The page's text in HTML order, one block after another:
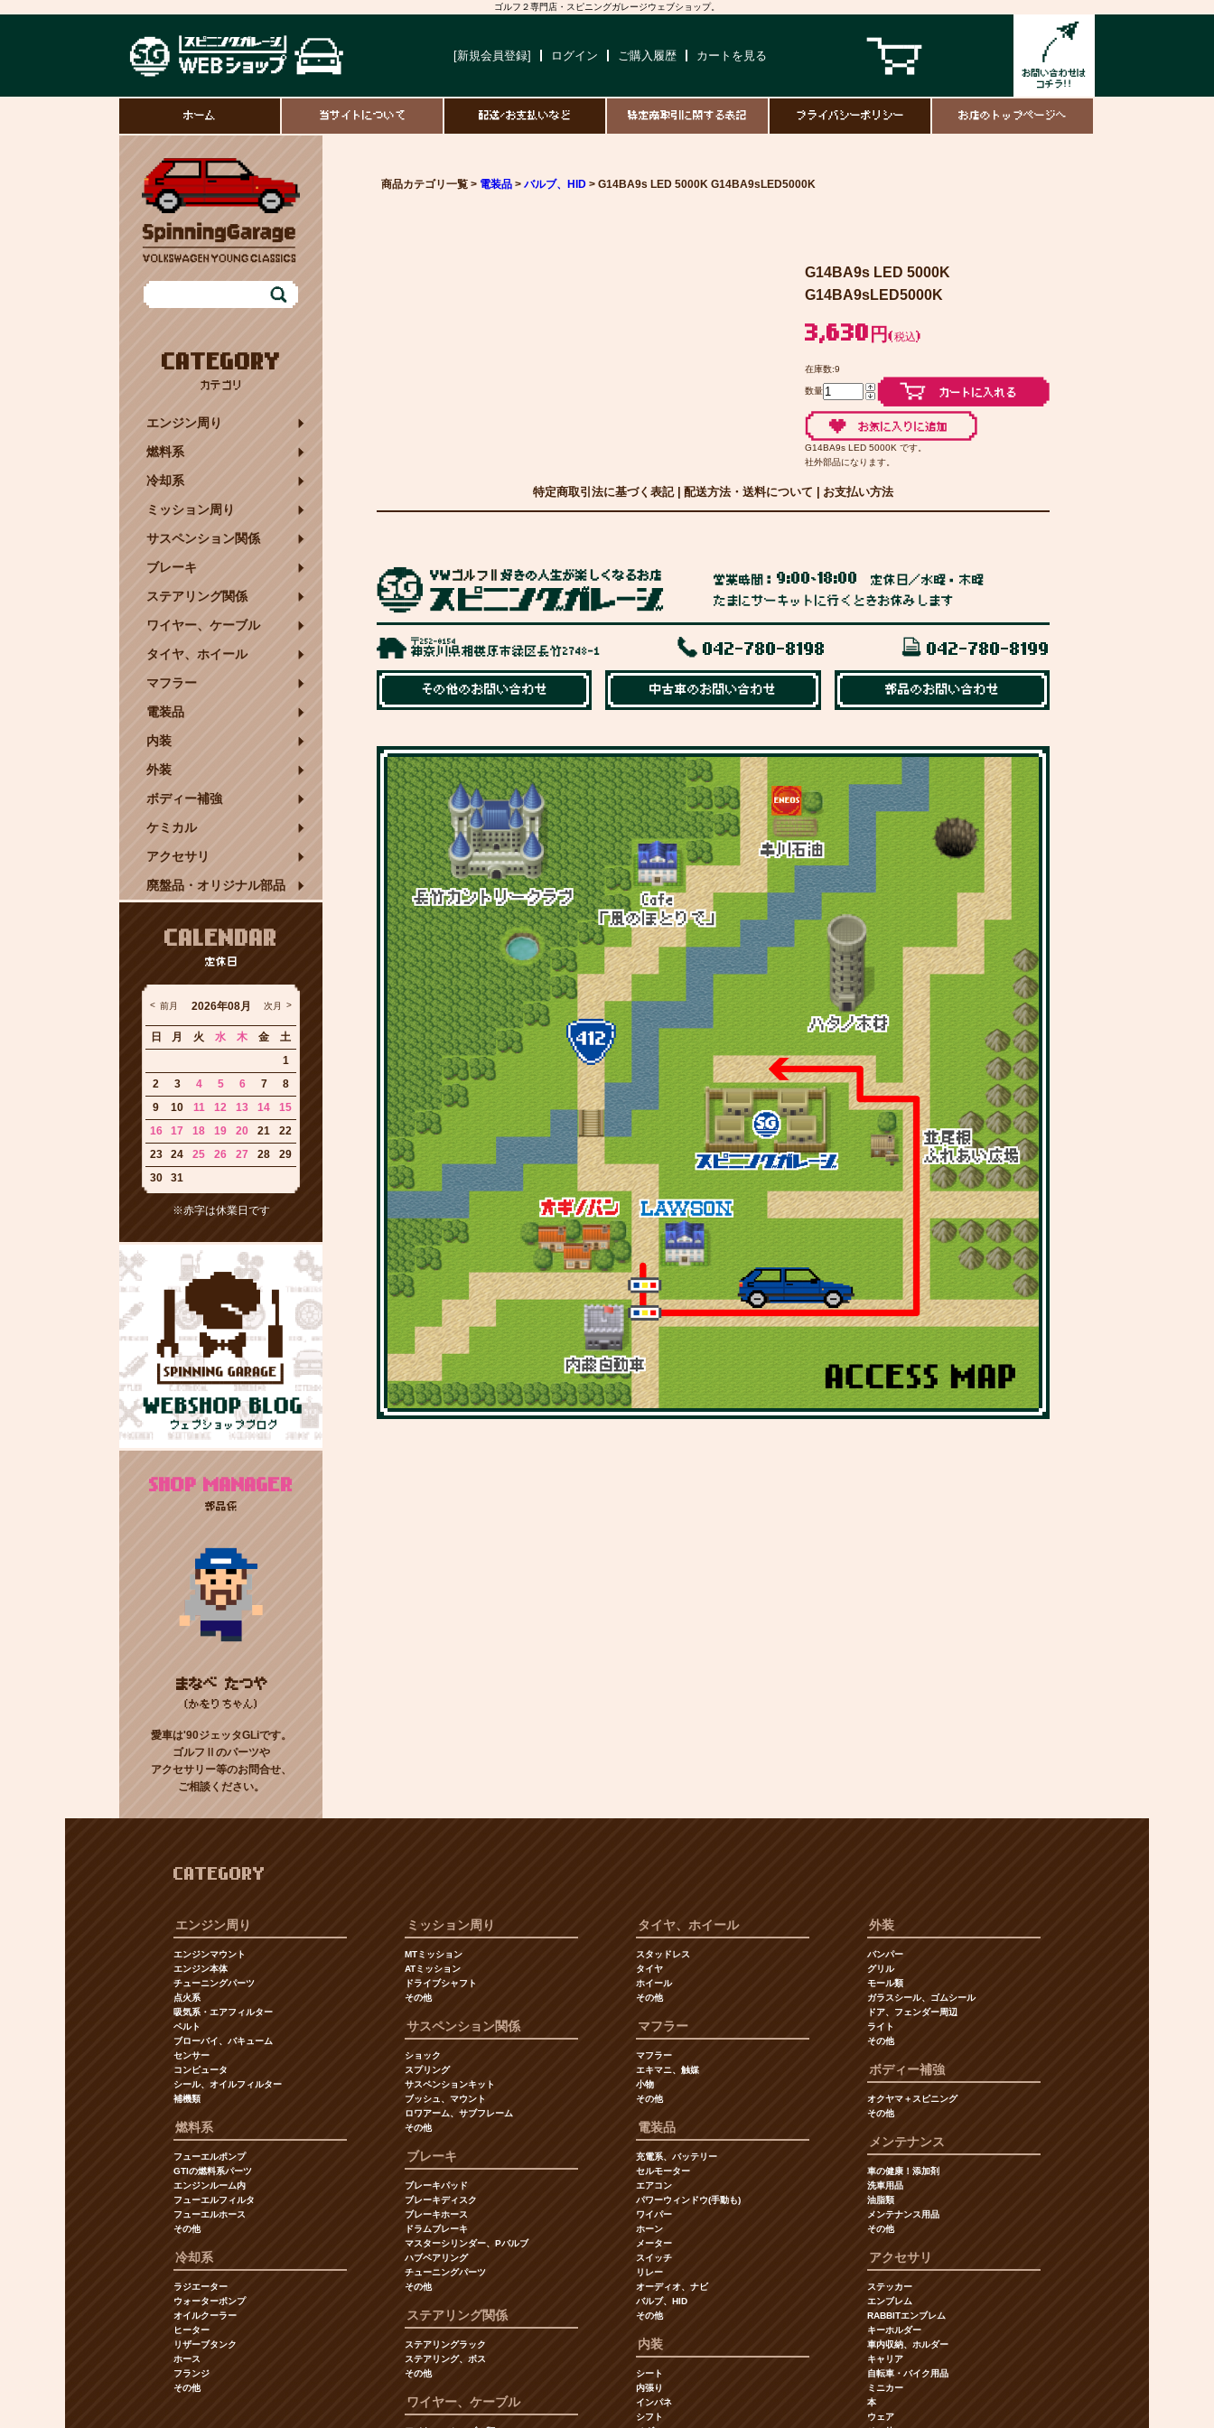
ゴルフ２専門店・スピニングガレージウェブショップ。
[新規会員登録] ログイン ご購入履歴 カートを見る
ホーム 当サイトについて 配送/お支払いなど 特定商取引に関する表記 プライバシーポリシー お店のトップページへ
CATEGORY
カテゴリ
エンジン周り
燃料系
冷却系
ミッション周り
サスペンション関係
ブレーキ
ステアリング関係
ワイヤー、ケーブル
タイヤ、ホイール
マフラー
電装品
内装
外装
ボディー補強
ケミカル
アクセサリ
廃盤品・オリジナル部品
CALENDAR
定休日
2026年08月
前月 次月
日 月 火 水 木 金
土
1
2
3 4 5 6 7
8
9
10 11 12 13 14
15
16
17 18 19 20 21
22
23
24 25 26 27 28
29
30
31
※赤字は休業日です
SHOP MANAGER
部品係
まなべ たつや
(かをりちゃん)
愛車は'90ジェッタGLiです。
ゴルフⅡのパーツや
アクセサリー等のお問合せ、
ご相談ください。
商品カテゴリ一覧 > 電装品 > バルブ、HID > G14BA9s LED 5000K G14BA9sLED5000K
G14BA9s LED 5000K
G14BA9sLED5000K
3,630円(税込)
在庫数:9
数量
G14BA9s LED 5000K です。
社外部品になります。
特定商取引法に基づく表記| 配送方法・送料について お支払い方法
営業時間： 9:00~18:00 定休日／水曜・木曜
たまにサーキットに行くときお休みします
〒252-0154
神奈川県相模原市緑区長竹2748-1 042-780-8198 042-780-8199
その他のお問い合わせ 中古車のお問い合わせ 部品のお問い合わせ
CATEGORY
エンジン周り
エンジンマウント
エンジン本体
チューニングパーツ
点火系
吸気系・エアフィルター
ベルト
ブローバイ、バキューム
センサー
コンピュータ
シール、オイルフィルター
補機類
燃料系
フューエルポンプ
GTIの燃料系パーツ
エンジンルーム内
フューエルフィルタ
フューエルホース
その他
冷却系
ラジエーター
ウォーターポンプ
オイルクーラー
ヒーター
リザーブタンク
ホース
フランジ
その他
ミッション周り
MTミッション
ATミッション
ドライブシャフト
その他
サスペンション関係
ショック
スプリング
サスペンションキット
ブッシュ、マウント
ロワアーム、サブフレーム
その他
ブレーキ
ブレーキパッド
ブレーキディスク
ブレーキホース
ドラムブレーキ
マスターシリンダー、Pバルブ
ハブベアリング
チューニングパーツ
その他
ステアリング関係
ステアリングラック
ステアリング、ボス
その他
ワイヤー、ケーブル
タイヤ、ホイール
スタッドレス
タイヤ
ホイール
その他
マフラー
マフラー
エキマニ、触媒
小物
その他
電装品
充電系、バッテリー
セルモーター
エアコン
パワーウィンドウ(手動も)
ワイパー
ホーン
メーター
スイッチ
リレー
オーディオ、ナビ
バルブ、HID
その他
内装
シート
内張り
インパネ
シフト
外装
バンパー
グリル
モール類
ガラスシール、ゴムシール
ドア、フェンダー周辺
ライト
その他
ボディー補強
オクヤマ＋スピニング
その他
メンテナンス
車の健康！添加剤
洗車用品
油脂類
メンテナンス用品
その他
アクセサリ
ステッカー
エンブレム
RABBITエンブレム
キーホルダー
車内収納、ホルダー
キャリア
自転車・バイク用品
ミニカー
本
ウェア